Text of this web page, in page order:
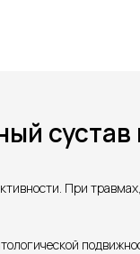
сустав
При